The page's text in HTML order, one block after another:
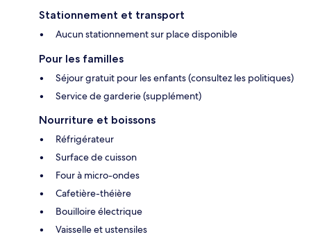
Stationnement et transport
Aucun stationnement sur place disponible
Pour les familles
Séjour gratuit pour les enfants (consultez les politiques)
Service de garderie (supplément)
Nourriture et boissons
Réfrigérateur
Surface de cuisson
Four à micro-ondes
Cafetière-théière
Bouilloire électrique
Vaisselle et ustensiles